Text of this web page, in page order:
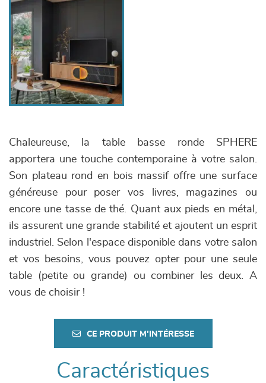
Chaleureuse, la table basse ronde SPHERE
apportera une touche contemporaine à votre salon.
Son plateau rond en bois massif offre une surface
généreuse pour poser vos livres, magazines ou
encore une tasse de thé. Quant aux pieds en métal,
ils assurent une grande stabilité et ajoutent un esprit
industriel. Selon l'espace disponible dans votre salon
et vos besoins, vous pouvez opter pour une seule
table (petite ou grande) ou combiner les deux. A
vous de choisir !
CE PRODUIT M'INTÉRESSE
Caractéristiques